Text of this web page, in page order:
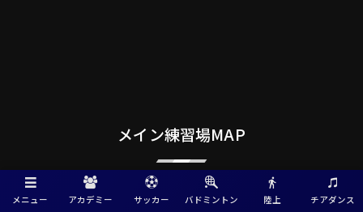
メニュー アカデミー サッカー バドミントン 陸上 チアダンス
メイン練習場MAP